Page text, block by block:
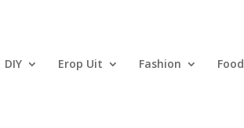
DIY Erop Uit Fashion Food